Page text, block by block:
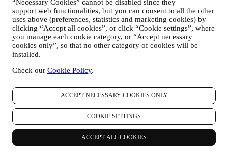
“Necessary Cookies” cannot be disabled since they
support web functionalities, but you can consent to all the other
uses above (preferences, statistics and marketing cookies) by
clicking “Accept all cookies”, or click “Cookie settings”, where
you manage each cookie category, or “Accept necessary
cookies only”, so that no other category of cookies will be
installed.
Check our Cookie Policy.
ACCEPT NECESSARY COOKIES ONLY
COOKIE SETTINGS
ACCEPT ALL COOKIES
U kunt het ontvangen van onze marketingcommunicatie op elk
moment kosteloos stopzetten via de methoden die bij de
communicatie worden weergegeven (bijvoorbeeld om u af te
melden voor de nieuwsbrief kunt u klikken op de afmeldlink
onderaan elke e-mail). Als u een van onze marketingactiviteiten wilt
stopzetten, kunt u in ieder geval een e-mail sturen naar:
privacy@lecreuset.com
verwerkt, maar in sommige omstandigheden kunt u nog enkele
berichten ontvangen totdat de afmelding volledig is verwerkt.
Vergeet niet dat u de controle hebt over uw gegevens en dat u uw
voorkeuren te allen tijde kunt beheren. U kunt erop rekenen dat wij
uw gegevens nooit zonder uw toestemming aan derden zullen
doorgeven voor hun eigen marketingdoeleinden. Voor informatie of
om uw privacyrechten uit te oefenen, kunt u ons mailen op
om ons te laten weten waar wij u mee van